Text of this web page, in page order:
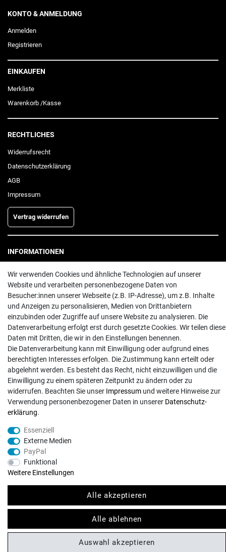
KONTO & ANMELDUNG
Anmelden
Registrieren
EINKAUFEN
Merkliste
Warenkorb /Kasse
RECHTLICHES
Widerrufs­recht
Daten­schutz­erklärung
AGB
Impressum
Vertrag widerrufen
INFORMATIONEN
Hilfe
Versand
Zahlungsarten
Kontakt
© Copyright 2026 | Alle Rechte vorbehalten. - Exserv | Realisationcolornativ /
Wir verwenden Cookies und ähnliche Technologien auf unserer
Website und verarbeiten personenbezogene Daten von
Besucher:innen unserer Webseite (z.B. IP-Adresse), um z.B. Inhalte
und Anzeigen zu personalisieren, Medien von Drittanbietern
einzubinden oder Zugriffe auf unsere Website zu analysieren. Die
Datenverarbeitung erfolgt erst durch gesetzte Cookies. Wir teilen diese
Daten mit Dritten, die wir in den Einstellungen benennen.
Die Datenverarbeitung kann mit Einwilligung oder aufgrund eines
berechtigten Interesses erfolgen. Die Zustimmung kann erteilt oder
abgelehnt werden. Es besteht das Recht, nicht einzuwilligen und die
Einwilligung zu einem späteren Zeitpunkt zu ändern oder zu
widerrufen. Beachten Sie unser Impressum und weitere Hinweise zur
Verwendung personenbezogener Daten in unserer Daten­schutz­
erklärung.
Essenziell
Externe Medien
PayPal
Funktional
Weitere Einstellungen
Alle akzeptieren
Alle ablehnen
Auswahl akzeptieren